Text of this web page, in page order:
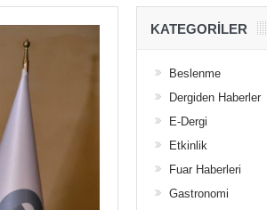
KATEGORILER
Beslenme
Dergiden Haberler
E-Dergi
Etkinlik
Fuar Haberleri
Gastronomi